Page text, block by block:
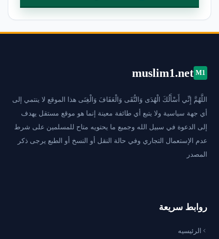
M1
muslim1.net
اللَّهُمَّ إِنِّي أَسْأَلُكَ الْهُدَى وَالتُّقَى وَالْعَفَافَ وَالْغِنَى هذا الموقع لا ينتمي إلى
أي جهة سياسية ولا يتبع أي طائفة معينة إنما هو موقع مستقل يهدف
إلى الدعوة في سبيل الله وجميع ما يحتويه متاح للمسلمين على شرط
عدم الإستعمال التجاري وفي حالة النقل أو النسخ أو الطبع يرجى ذكر
المصدر
روابط سريعة
الرئيسيه